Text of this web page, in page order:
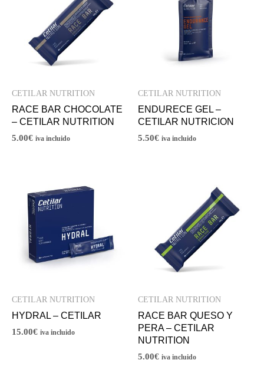
CETILAR NUTRITION
RACE BAR CHOCOLATE
– CETILAR NUTRITION
5.00€ iva incluido
CETILAR NUTRITION
ENDURECE GEL –
CETILAR NUTRICION
5.50€ iva incluido
CETILAR NUTRITION
HYDRAL – CETILAR
15.00€ iva incluido
CETILAR NUTRITION
RACE BAR QUESO Y
PERA – CETILAR
NUTRITION
5.00€ iva incluido